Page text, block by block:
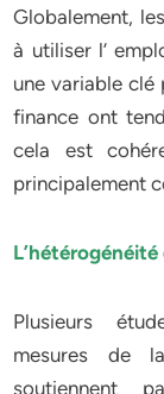
Globalement,
à utiliser l’
une variable clé
finance ont
cela est
principalement
Plusieurs
mesures de
soutiennent